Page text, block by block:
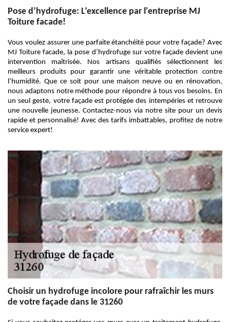
Pose d’hydrofuge: L’excellence par l'entreprise MJ
Toiture facade!
Vous voulez assurer une parfaite étanchéité pour votre façade? Avec
MJ Toiture facade, la pose d’hydrofuge sur votre façade devient une
intervention maîtrisée. Nos artisans qualifiés sélectionnent les
meilleurs produits pour garantir une véritable protection contre
l’humidité. Que ce soit pour une maison neuve ou en rénovation,
nous adaptons notre méthode pour répondre à tous vos besoins. En
un seul geste, votre façade est protégée des intempéries et retrouve
une nouvelle jeunesse. Contactez-nous via notre site pour un devis
rapide et personnalisé! Avec des tarifs imbattables, profitez de notre
service expert!
Choisir un hydrofuge incolore pour rafraîchir les murs
de votre façade dans le 31260